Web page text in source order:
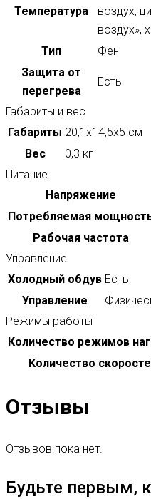
Температура
воздух,
воздух»,
Тип
Фен
Защита от
перегрева
Есть
Габариты и вес
Габариты 20,1х14,5х5 см
Вес
0,3 кг
Питание
Напряжение
Потребляемая
Рабочая частота
Управление
Холодный обдув Есть
Управление
Режимы работы
Количество режимов
Количество
Отзывы
Отзывов пока нет.
Будьте первым,